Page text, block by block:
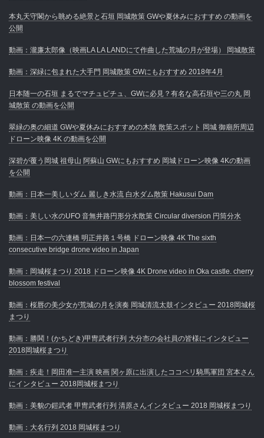
本丸天守閣から眺める絶景と石垣 岡城散策 GWや夏休みにおすすめ の動画を
公開
動画：瀧廉太郎像（映画LA LA LANDにて作曲した荒城の月が登場） 岡城散策
動画：深緑に包まれた大手門 岡城散策 GWにもおすすめ 2018年4月
日本随一の石垣 まるでマチュピチュ、GWに必見？有名な高石垣や三の丸 岡
城散策 の動画を公開
翠緑の奥の細道 GWや夏休みにおすすめの木陰 散策スポット 岡城 御廟所周辺
ドローン映像 4K の動画を公開
深碧が覆う岡城 祖母山 阿蘇山 GWにもおすすめ 岡城ドローン映像 4Kの動画
を公開
動画：日本一美しいダム 麗しき水流 白水ダム散策 Hakusui Dam
動画：美しい水のUFO 音無井路円形分水散策 Circular diversion 円筒分水
動画：日本一の六連橋 明正井路１号橋 ドローン映像 4K The sixth
consecutive bridge drone video in Japan
動画：岡城桜まつり 2018 ドローン映像 4K Drone video in Oka castle. cherry
blossom festival
動画：桜唇の美少女が荒城の月を演奏 岡城清流太鼓インタビュー 2018岡城桜
まつり
動画：勝鬨！(かちどき)甲冑武者行列 大分市の会社員の皆様にインタビュー
2018岡城桜まつり
動画：疾走！岡田准一主演 映画 関ヶ原に出演したココペリ騎馬軍団 宮本さん
にインタビュー 2018岡城桜まつり
動画：美貌の鎧武者 甲冑武者行列 清原さんインタビュー 2018 岡城桜まつり
動画：大名行列 2018 岡城桜まつり